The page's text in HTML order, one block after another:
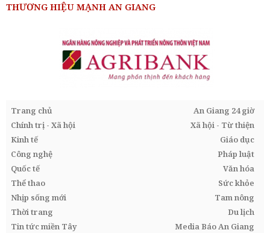
THƯƠNG HIỆU MẠNH AN GIANG
Trang chủ
An Giang 24 giờ
Chính trị - Xã hội
Xã hội - Từ thiện
Kinh tế
Giáo dục
Công nghệ
Pháp luật
Quốc tế
Văn hóa
Thể thao
Sức khỏe
Nhịp sống mới
Tam nông
Thời trang
Du lịch
Tin tức miền Tây
Media Báo An Giang